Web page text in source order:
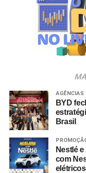
Eisenbahn lança
vida artesanal
personalidades
para plataforma
empresas
Clube. O projeto
Veia”, conceito
da música e da
no canal oficial da
de R$ 3.950,00. As
evento serão
nos próximos meses.
AGÊNCIAS
BYD
Brasil
Nestlé
com